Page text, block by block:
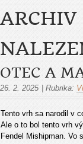
ARCHIV
OTEC A
26. 2. 2025 Rubrika:
Tento vrh sa narodil v
Ale o to bol tento vrh
Fendel Mishipman. Vo